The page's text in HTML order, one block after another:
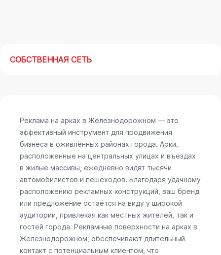
СОБСТВЕННАЯ СЕТЬ
Реклама на арках в Железнодорожном — это
эффективный инструмент для продвижения
бизнеса в оживлённых районах города. Арки,
расположенные на центральных улицах и въездах
в жилые массивы, ежедневно видят тысячи
автомобилистов и пешеходов. Благодаря удачному
расположению рекламных конструкций, ваш бренд
или предложение остаётся на виду у широкой
аудитории, привлекая как местных жителей, так и
гостей города. Рекламные поверхности на арках в
Железнодорожном, обеспечивают длительный
контакт с потенциальным клиентом, что